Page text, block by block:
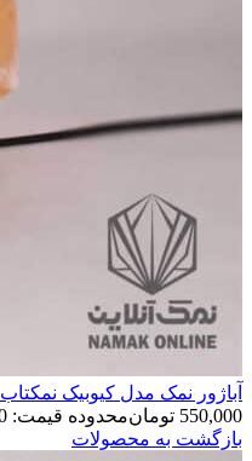
آباژور نمک مدل کیوبیک نمکتاب
550,000 تومانمحدوده قیمت: 400,000 تومان تا 550,000 تومان
بازگشت به محصولات